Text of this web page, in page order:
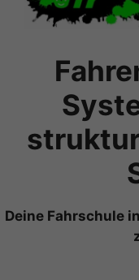
Deine Fahrschule